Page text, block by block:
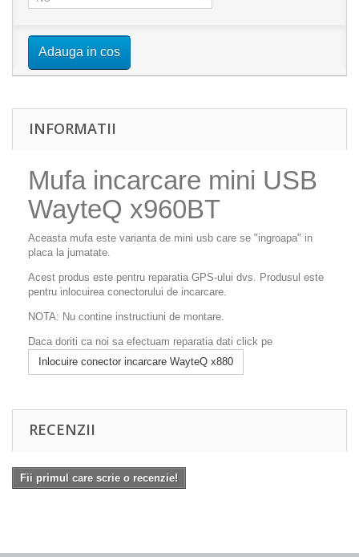
Adauga in cos
INFORMATII
Mufa incarcare mini USB
WayteQ x960BT
Aceasta mufa este varianta de mini usb care se "ingroapa" in
placa la jumatate.
Acest produs este pentru reparatia GPS-ului dvs. Produsul este
pentru inlocuirea conectorului de incarcare.
NOTA: Nu contine instructiuni de montare.
Daca doriti ca noi sa efectuam reparatia dati click pe
Inlocuire conector incarcare WayteQ x880
RECENZII
Fii primul care scrie o recenzie!